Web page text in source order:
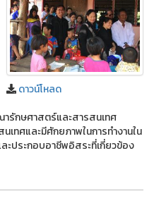
ดาวน์โหลด
รักษศาสตร์และสารสนเทศ
เทศและมีศักยภาพในการทํางานใน
ะประกอบอาชีพอิสระที่เกี่ยวข้อง